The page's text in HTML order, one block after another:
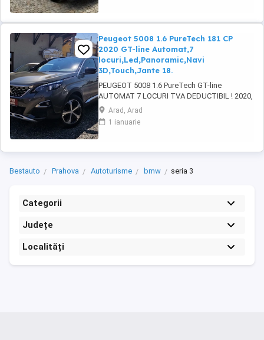
de combustibil: ...
Peugeot 5008 1.6 PureTech 181 CP
2020 GT-line Automat,7
locuri,Led,Panoramic,Navi
3D,Touch,Jante 18.
PEUGEOT 5008 1.6 PureTech GT-line
AUTOMAT 7 LOCURI TVA DEDUCTIBIL ! 2020,
149.000 km, 133-181 kW-CP ABS, ESP, EPC,
servotronic, START-STOP motor, KEYLESS
ENTRY-GO, faruri LED adaptive HIGH BEAM,
Arad, Arad
1 ianuarie
Bestauto Prahova Autoturisme bmw seria 3
Categorii
Județe
Localități